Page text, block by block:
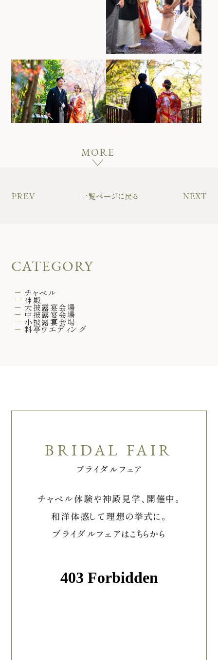
MORE
PREV 一覧ページに戻る NEXT
CATEGORY
チャペル
神殿
大披露宴会場
中披露宴会場
小披露宴会場
料亭ウエディング
ブライダルフェア
チャペル体験や神殿見学、開催中。
和洋体感して理想の挙式に。
ブライダルフェアはこちらから